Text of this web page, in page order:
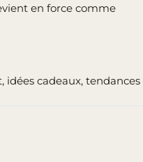
en force comme
, idées cadeaux,tendances